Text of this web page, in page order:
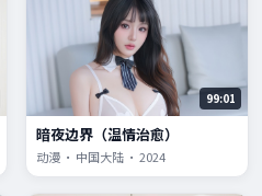
99:01
暗夜边界（温情治愈）
动漫 · 中国大陆 · 2024